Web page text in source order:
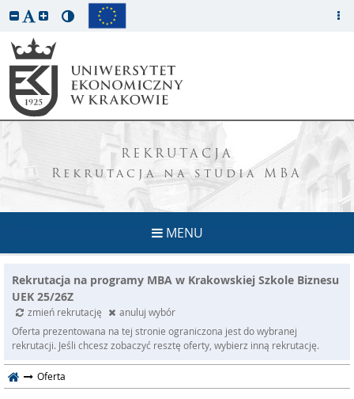
REKRUTACJA
Rekrutacja na studia MBA
MENU
Rekrutacja na programy MBA w Krakowskiej Szkole Biznesu
UEK 25/26Z
zmień rekrutację
anuluj wybór
Oferta prezentowana na tej stronie ograniczona jest do wybranej
rekrutacji. Jeśli chcesz zobaczyć resztę oferty, wybierz inną rekrutację.
Oferta